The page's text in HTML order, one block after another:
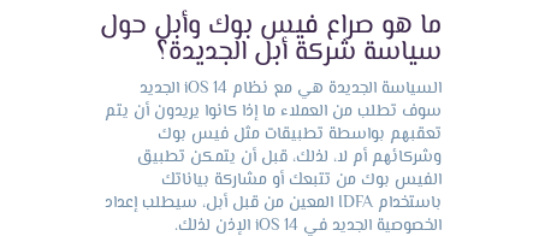
ما هو صراع فيس بوك وأبل حول
سياسة شركة أبل الجديدة؟
السياسة الجديدة هي مع نظام iOS 14 الجديد
سوف تطلب من العملاء ما إذا كانوا يريدون أن يتم
تعقبهم بواسطة تطبيقات مثل فيس بوك
وشركائهم أم لا، لذلك، قبل أن يتمكن تطبيق
الفيس بوك من تتبعك أو مشاركة بياناتك
باستخدام IDFA المعين من قبل أبل، سيطلب إعداد
الخصوصية الجديد في iOS 14 الإذن لذلك.